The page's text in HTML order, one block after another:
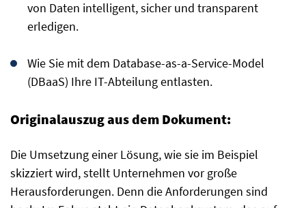
von Daten intelligent, sicher und transparent
erledigen.
Wie Sie mit dem Database-as-a-Service-Model
(DBaaS) Ihre IT-Abteilung entlasten.
Originalauszug aus dem Dokument:
Die Umsetzung einer Lösung, wie sie im Beispiel
skizziert wird, stellt Unternehmen vor große
Herausforderungen. Denn die Anforderungen sind